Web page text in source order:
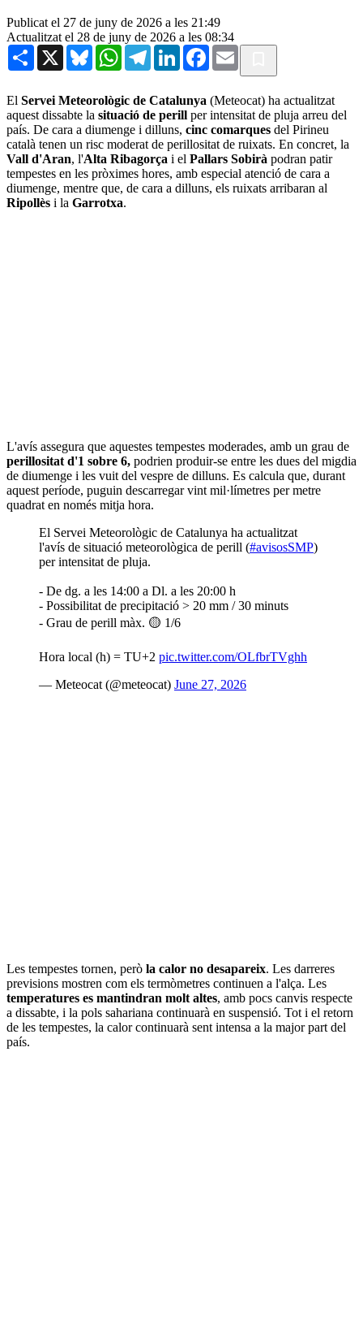
Publicat el 27 de juny de 2026 a les 21:49
Actualitzat el 28 de juny de 2026 a les 08:34
Share X BlueskyWhatsAppTelegramLinkedInFacebook
Email
El Servei Meteorològic de Catalunya (Meteocat) ha actualitzat
aquest dissabte la situació de perill per intensitat de pluja arreu del
país. De cara a diumenge i dilluns, cinc comarques del Pirineu
català tenen un risc moderat de perillositat de ruixats. En concret, la
Vall d'Aran, l'Alta Ribagorça i el Pallars Sobirà podran patir
tempestes en les pròximes hores, amb especial atenció de cara a
diumenge, mentre que, de cara a dilluns, els ruixats arribaran al
Ripollès i la Garrotxa.
L'avís assegura que aquestes tempestes moderades, amb un grau de
perillositat d'1 sobre 6, podrien produir-se entre les dues del migdia
de diumenge i les vuit del vespre de dilluns. Es calcula que, durant
aquest període, puguin descarregar vint mil·límetres per metre
quadrat en només mitja hora.
El Servei Meteorològic de Catalunya ha actualitzat
l'avís de situació meteorològica de perill (#avisosSMP)
per intensitat de pluja.
- De dg. a les 14:00 a Dl. a les 20:00 h
- Possibilitat de precipitació > 20 mm / 30 minuts
- Grau de perill màx. 🟡 1/6
Hora local (h) = TU+2 pic.twitter.com/OLfbrTVghh
— Meteocat (@meteocat) June 27, 2026
Les tempestes tornen, però la calor no desapareix. Les darreres
previsions mostren com els termòmetres continuen a l'alça. Les
temperatures es mantindran molt altes, amb pocs canvis respecte
a dissabte, i la pols sahariana continuarà en suspensió. Tot i el retorn
de les tempestes, la calor continuarà sent intensa a la major part del
país.